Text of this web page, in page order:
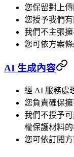
您保留對上
您授予我們
我們不主張
您可依方案
AI 生成內容
經 AI 服務處
您負責確保
我們不授予
權保護材料的
您可依訂閱